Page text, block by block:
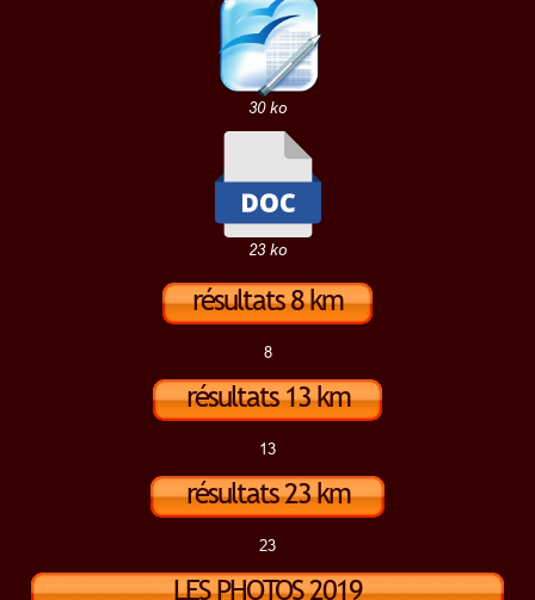
30 ko
23 ko
résultats 8 km
2019
8
résultats 13 km
2019
13
résultats 23 km
2019
23
LES PHOTOS 2019